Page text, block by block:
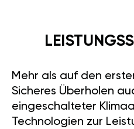
Mehr als auf den
Sicheres Überholen
eingeschalteter
Technologien zur